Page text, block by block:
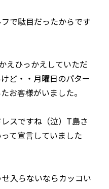
で駄目だったからです
えひっかえしていただ
ど・・月曜日のパター
お客様がいました。
スですね（泣）T島さ
て宣言していました
せ入らないならカッコい